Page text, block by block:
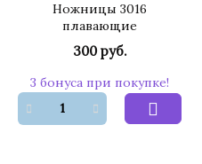
Ножницы 3016
плавающие
300 руб.
3 бонуса при покупке!